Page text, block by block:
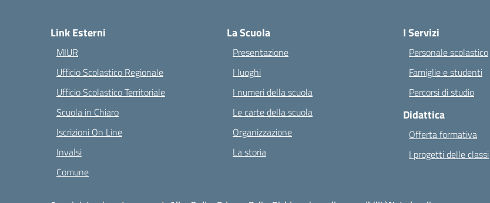
Link Esterni
MIUR
Ufficio Scolastico Regionale
Ufficio Scolastico Territoriale
Scuola in Chiaro
Iscrizioni On Line
Invalsi
Comune
La Scuola
Presentazione
I luoghi
I numeri della scuola
Le carte della scuola
Organizzazione
La storia
I Servizi
Personale scolastico
Famiglie e studenti
Percorsi di studio
Didattica
Offerta formativa
I progetti delle classi